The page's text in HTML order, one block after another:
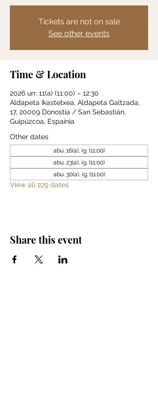
Tickets are not on sale
See other events
Time & Location
2026 urr. 11(a) (11:00) – 12:30
Aldapeta Ikastetxea, Aldapeta Galtzada,
17, 20009 Donostia / San Sebastián,
Guipúzcoa, Espainia
Other dates
abu. 16(a), ig. (11:00)
abu. 23(a), ig. (11:00)
abu. 30(a), ig. (11:00)
View all 229 dates
Share this event